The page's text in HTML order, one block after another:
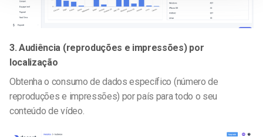
3. Audiência (reproduções e impressões) por
localização
Obtenha o consumo de dados específico (número de
reproduções e impressões) por país para todo o seu
conteúdo de vídeo.